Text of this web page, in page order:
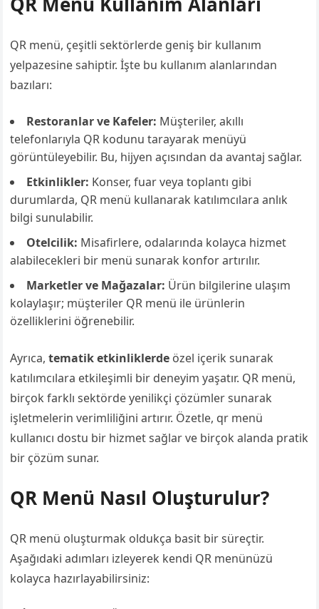
QR menü, çeşitli sektörlerde geniş bir kullanım
yelpazesine sahiptir. İşte bu kullanım alanlarından
bazıları:
Restoranlar ve Kafeler: Müşteriler, akıllı
telefonlarıyla QR kodunu tarayarak menüyü
görüntüleyebilir. Bu, hijyen açısından da avantaj sağlar.
Etkinlikler: Konser, fuar veya toplantı gibi
durumlarda, QR menü kullanarak katılımcılara anlık
bilgi sunulabilir.
Otelcilik: Misafirlere, odalarında kolayca hizmet
alabilecekleri bir menü sunarak konfor artırılır.
Marketler ve Mağazalar: Ürün bilgilerine ulaşım
kolaylaşır; müşteriler QR menü ile ürünlerin
özelliklerini öğrenebilir.
Ayrıca,tematik etkinliklerde özel içerik sunarak
katılımcılara etkileşimli bir deneyim yaşatır. QR menü,
birçok farklı sektörde yenilikçi çözümler sunarak
işletmelerin verimliliğini artırır. Özetle, qr menü
kullanıcı dostu bir hizmet sağlar ve birçok alanda pratik
bir çözüm sunar.
QR Menü Nasıl Oluşturulur?
QR menü oluşturmak oldukça basit bir süreçtir.
Aşağıdaki adımları izleyerek kendi QR menünüzü
kolayca hazırlayabilirsiniz: